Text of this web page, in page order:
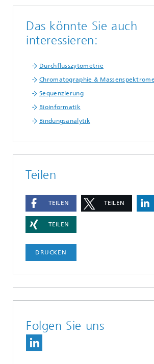
Das könnte Sie auch
interessieren:
Durchflusszytometrie
Chromatographie &
Sequenzierung
Bioinformatik
Bindungsanalytik
Teilen
TEILEN TEILEN
TEILEN
DRUCKEN
Folgen Sie uns